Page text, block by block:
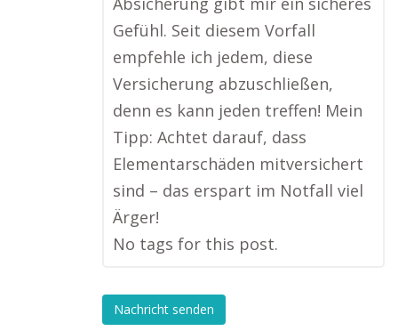
Gefühl. Seit diesem Vorfall
empfehle ich jedem, diese
Versicherung abzuschließen,
denn es kann jeden treffen! Mein
Tipp: Achtet darauf, dass
Elementarschäden mitversichert
sind – das erspart im Notfall viel
Ärger!
No tags for this post.
Nachricht senden